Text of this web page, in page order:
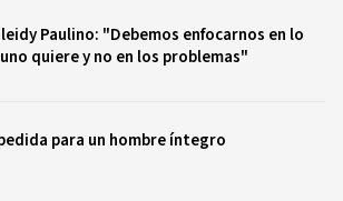
Paulino: "Debemos enfocarnos en lo
quiere y no en los problemas"
para un hombre íntegro